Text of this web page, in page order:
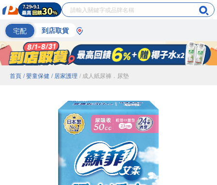
宅配 到店取貨
首頁 / 嬰童保健 / 居家護理 / 成人紙尿褲．尿墊